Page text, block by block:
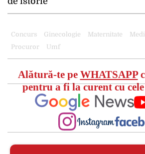
Concurs Ginecologie Maternitate
Procuror
Umf
Alătură-te pe WHATSAPP
pentru a fi la curent cu